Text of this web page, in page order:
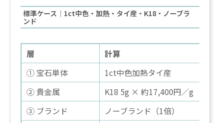
標準ケース｜1ct中色・加熱・タイ産・K18・ノーブラ
ンド
層
計算
① 宝石単体
1ct中色加熱タイ産
② 貴金属
K18 5g × 約17,400円／g
③ ブランド
ノーブランド（1倍）